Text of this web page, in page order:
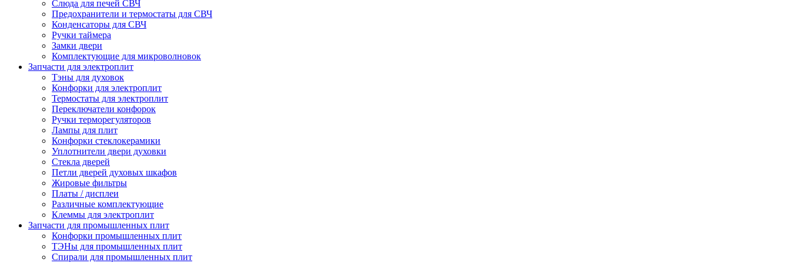
Слюда для печей СВЧ
Предохранители и термостаты для СВЧ
Конденсаторы для СВЧ
Ручки таймера
Замки двери
Комплектующие для микроволновок
Запчасти для электроплит
Тэны для духовок
Конфорки для электроплит
Термостаты для электроплит
Переключатели конфорок
Ручки терморегуляторов
Лампы для плит
Конфорки стеклокерамики
Уплотнители двери духовки
Стекла дверей
Петли дверей духовых шкафов
Жировые фильтры
Платы / дисплеи
Различные комплектующие
Клеммы для электроплит
Запчасти для промышленных плит
Конфорки промышленных плит
ТЭНы для промышленных плит
Спирали для промышленных плит